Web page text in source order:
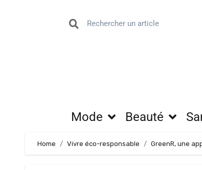
Mode Beauté
Home Vivre éco-responsable GreenR, une